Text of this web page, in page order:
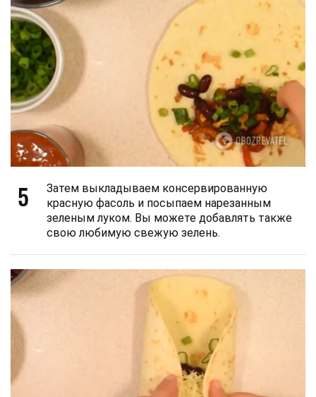
5
Затем выкладываем консервированную
красную фасоль и посыпаем нарезанным
зеленым луком. Вы можете добавлять также
свою любимую свежую зелень.